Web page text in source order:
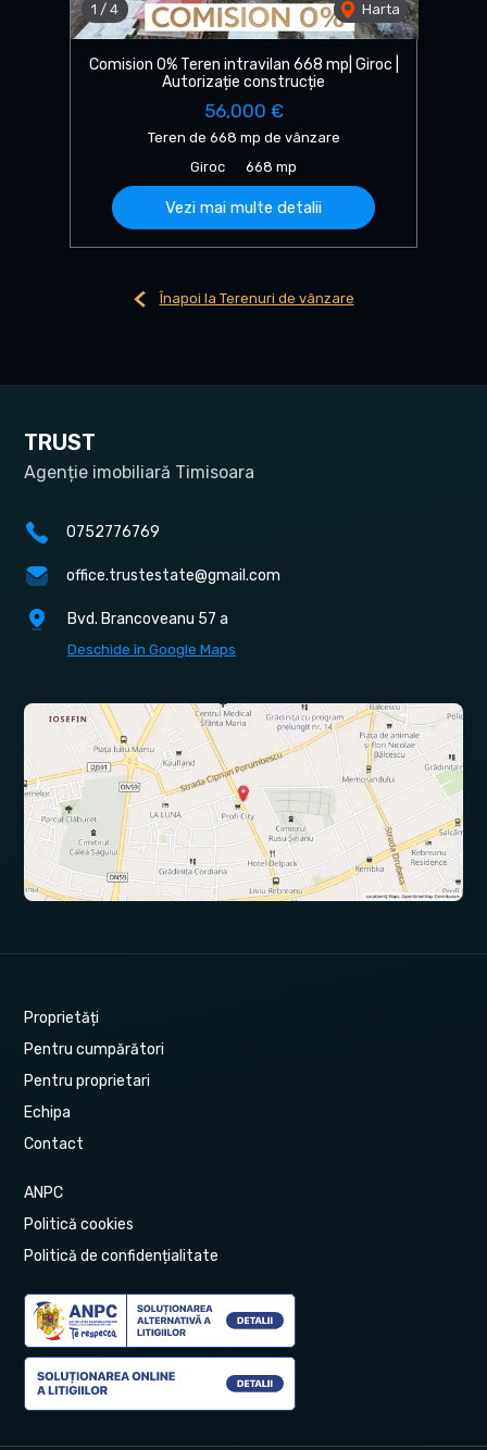
1 / 4 Harta
Comision 0% Teren intravilan 668 mp| Giroc |
Autorizație construcție
56,000 €
Teren de 668 mp de vânzare
Giroc
668 mp
Vezi mai multe detalii
Înapoi la Terenuri de vânzare
TRUST
Agenție imobiliară Timisoara
0752776769
office.trustestate@gmail.com
Bvd. Brancoveanu 57 a
Deschide în Google Maps
Proprietăți
Pentru cumpărători
Pentru proprietari
Echipa
Contact
ANPC
Politică cookies
Politică de confidențialitate